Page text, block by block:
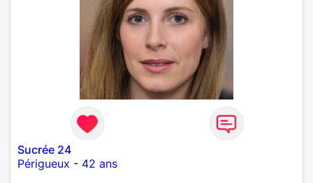
Sucrée 24
Périgueux - 42 ans